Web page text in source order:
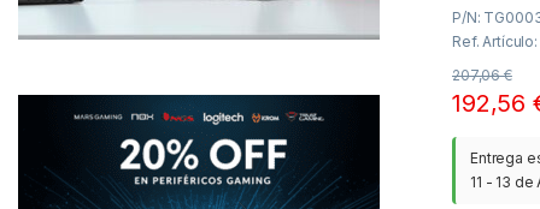
P/N:
Ref.
207,06€
192,56
Entrega
11 - 13